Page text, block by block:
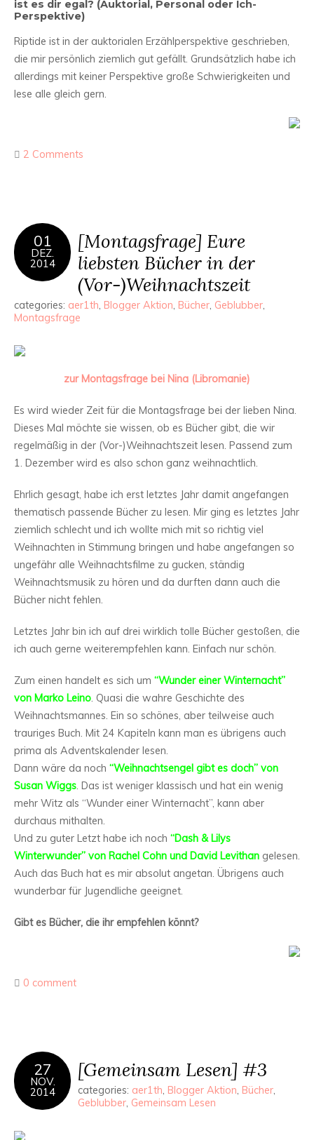
ist es dir egal? (Auktorial, Personal oder Ich-
Perspektive)
Riptide ist in der auktorialen Erzählperspektive geschrieben,
die mir persönlich ziemlich gut gefällt. Grundsätzlich habe ich
allerdings mit keiner Perspektive große Schwierigkeiten und
lese alle gleich gern.
2 Comments
01
DEZ.
2014
[Montagsfrage] Eure
liebsten Bücher in der
(Vor-)Weihnachtszeit
categories: aer1th, Blogger Aktion, Bücher, Geblubber,
Montagsfrage
zur Montagsfrage bei Nina (Libromanie)
Es wird wieder Zeit für die Montagsfrage bei der lieben Nina.
Dieses Mal möchte sie wissen, ob es Bücher gibt, die wir
regelmäßig in der (Vor-)Weihnachtszeit lesen. Passend zum
1. Dezember wird es also schon ganz weihnachtlich.
Ehrlich gesagt, habe ich erst letztes Jahr damit angefangen
thematisch passende Bücher zu lesen. Mir ging es letztes Jahr
ziemlich schlecht und ich wollte mich mit so richtig viel
Weihnachten in Stimmung bringen und habe angefangen so
ungefähr alle Weihnachtsfilme zu gucken, ständig
Weihnachtsmusik zu hören und da durften dann auch die
Bücher nicht fehlen.
Letztes Jahr bin ich auf drei wirklich tolle Bücher gestoßen, die
ich auch gerne weiterempfehlen kann. Einfach nur schön.
Zum einen handelt es sich um “Wunder einer Winternacht”
von Marko Leino. Quasi die wahre Geschichte des
Weihnachtsmannes. Ein so schönes, aber teilweise auch
trauriges Buch. Mit 24 Kapiteln kann man es übrigens auch
prima als Adventskalender lesen.
Dann wäre da noch “Weihnachtsengel gibt es doch” von
Susan Wiggs. Das ist weniger klassisch und hat ein wenig
mehr Witz als “Wunder einer Winternacht”, kann aber
durchaus mithalten.
Und zu guter Letzt habe ich noch “Dash & Lilys
Winterwunder” von Rachel Cohn und David Levithan gelesen.
Auch das Buch hat es mir absolut angetan. Übrigens auch
wunderbar für Jugendliche geeignet.
Gibt es Bücher, die ihr empfehlen könnt?
0 comment
27
NOV.
2014
[Gemeinsam Lesen] #3
categories: aer1th, Blogger Aktion, Bücher,
Geblubber, Gemeinsam Lesen